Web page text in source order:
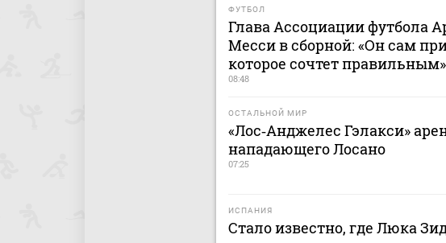
ФУТБОЛ
Глава Ассоциации футбола
Месси в сборной: «Он сам
которое сочтет правильным»
08:48
ОСТАЛЬНОЙ МИР
«Лос‑Анджелес Гэлакси»
нападающего Лосано
07:25
ИСПАНИЯ
Стало известно, где Люка